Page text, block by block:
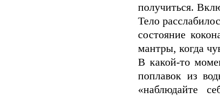
получиться.
Тело
состояние
мантры, когда
В какой-то
поплавок из
«наблюдайте